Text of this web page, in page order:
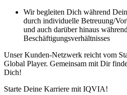
Wir begleiten Dich während
durch individuelle Betreuung/
und auch darüber hinaus
Beschäftigungsverhältnisses
Unser Kunden-Netzwerk reicht vom
Global Player. Gemeinsam mit Dir
Dich!
Starte Deine Karriere mit IQVIA!